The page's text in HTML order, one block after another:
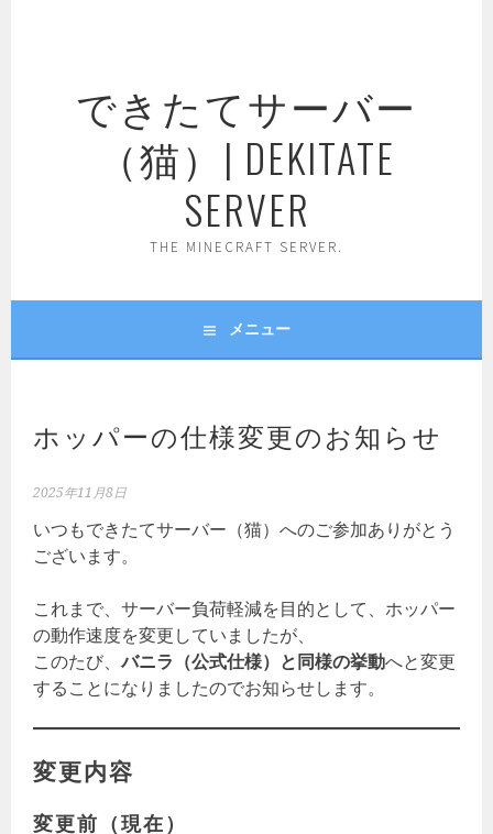
できたてサーバー
（猫）| DEKITATE
SERVER
THE MINECRAFT SERVER.
メニュー
ホッパーの仕様変更のお知らせ
2025年11月8日
いつもできたてサーバー（猫）へのご参加ありがとう
ございます。
これまで、サーバー負荷軽減を目的として、ホッパー
の動作速度を変更していましたが、
このたび、バニラ（公式仕様）と同様の挙動へと変更
することになりましたのでお知らせします。
変更内容
変更前（現在）